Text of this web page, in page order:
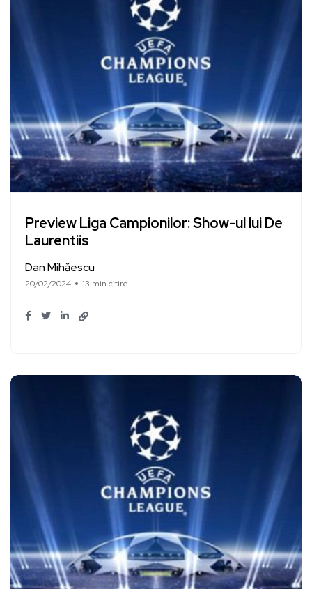
Preview Liga Campionilor: Show-ul lui De
Laurentiis
Dan Mihăescu
20/02/2024 13 min citire